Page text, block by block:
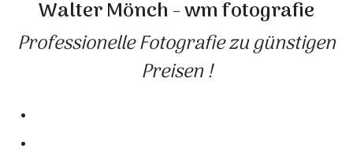
Walter Mönch - wm fotografie
Professionelle Fotografie zu günstigen
Preisen !